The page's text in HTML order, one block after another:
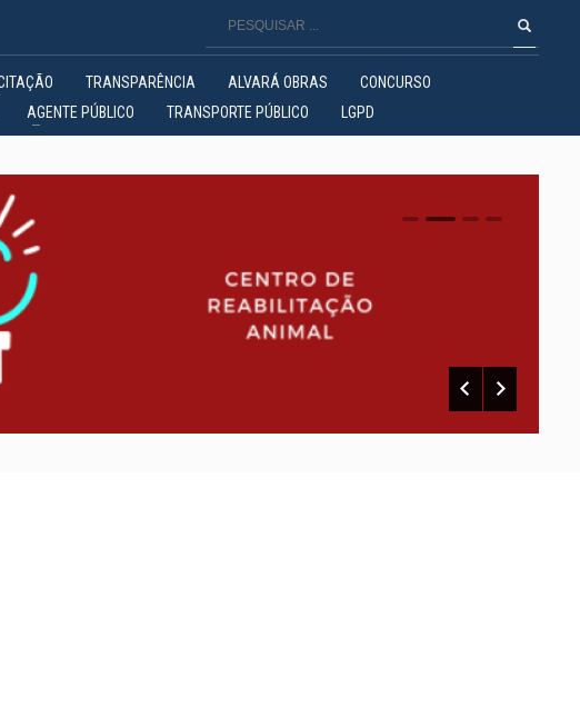
TRANSPARÊNCIA ALVARÁ OBRAS
CONCURSO
AGENTE PÚBLICO TRANSPORTE PÚBLICO LGPD
0 1 2